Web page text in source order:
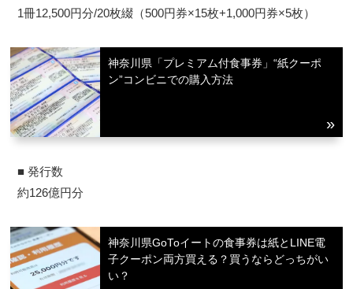
1冊12,500円分/20枚綴（500円券×15枚+1,000円券×5枚）
神奈川県「プレミアム付食事券」“紙クーポ
ン”コンビニでの購入方法
■ 発行数
約126億円分
神奈川県GoToイートの食事券は紙とLINE電
子クーポン両方買える？買うならどっちがい
い？